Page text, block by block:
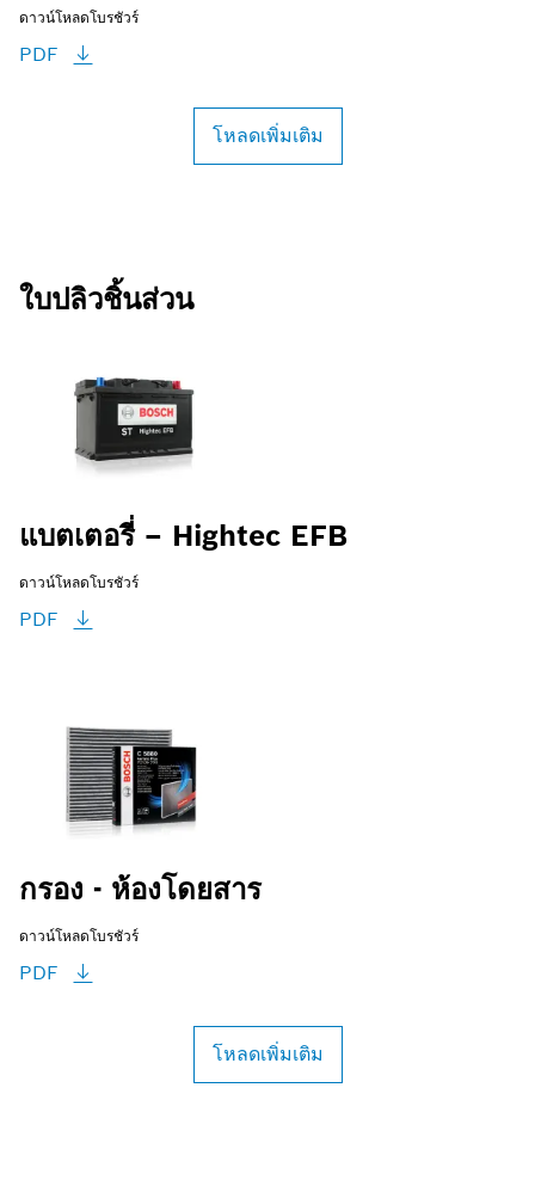
ดาวน์โหลดโบรชัวร์
PDF
โหลดเพิ่มเติม
ใบปลิวชิ้นส่วน
แบตเตอรี่ – Hightec EFB
ดาวน์โหลดโบรชัวร์
PDF
กรอง - ห้องโดยสาร
ดาวน์โหลดโบรชัวร์
PDF
โหลดเพิ่มเติม